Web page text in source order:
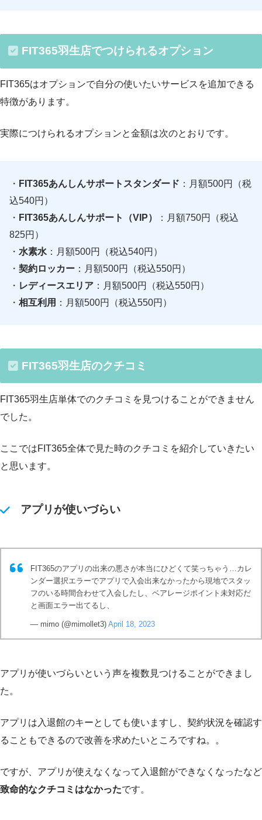
FIT365羽生店でつけられるオプション
FIT365はオプションで自分の使いたいサービスを追加できる
特徴があります。
実際につけられるオプションと金額は次のとおりです。
・ FIT365あんしんサポートスタンダード ：月額500円（税
込540円）
・ FIT365あんしんサポート（VIP）
：月額750円（税込
825円）
・ 水素水 ：月額500円（税込540円）
・ 契約ロッカー ：月額500円（税込550円）
・ レディースエリア ：月額500円（税込550円）
・ 相互利用 ：月額500円（税込550円）
FIT365羽生店のクチコミ
FIT365羽生店単体でのクチコミを見つけることができません
でした。
ここではFIT365全体で見た時のクチコミを紹介していきたい
と思います。
アプリが使いづらい
FIT365のアプリの出来の悪さが本当にひどくて笑っちゃう…カレ
ンダー選択エラーでアプリで入会出来なかったから現地でスタッ
フのいる時間合わせて入会したし、ベアレージポイント未対応だ
と画面エラー出てるし、
— mimo (@mimollet3) April 18, 2023
アプリが使いづらいという声を複数見つけることができまし
た。
アプリは入退館のキーとしても使いますし、契約状況を確認す
ることもできるので改善を求めたいところですね。。
ですが、アプリが使えなくなって入退館ができなくなったなど
致命的なクチコミはなかったです。